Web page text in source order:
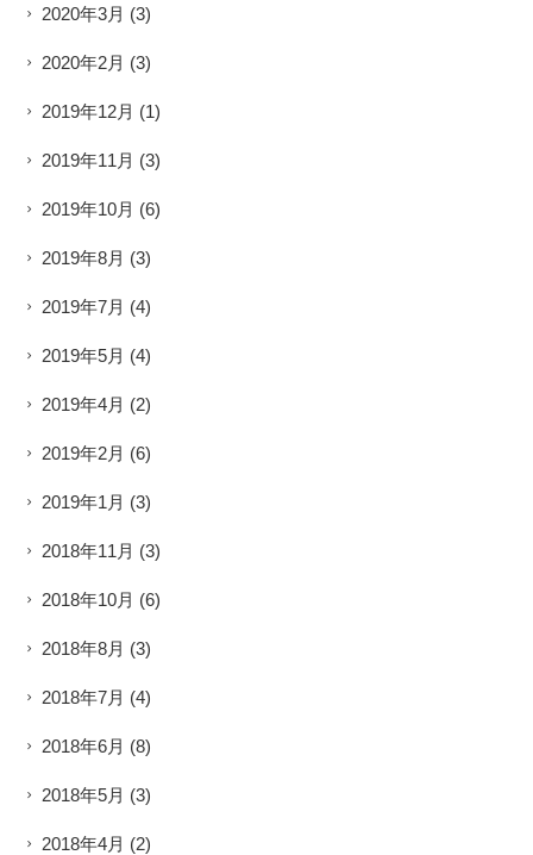
2020年3月 (3)
2020年2月 (3)
2019年12月 (1)
2019年11月 (3)
2019年10月 (6)
2019年8月 (3)
2019年7月 (4)
2019年5月 (4)
2019年4月 (2)
2019年2月 (6)
2019年1月 (3)
2018年11月 (3)
2018年10月 (6)
2018年8月 (3)
2018年7月 (4)
2018年6月 (8)
2018年5月 (3)
2018年4月 (2)